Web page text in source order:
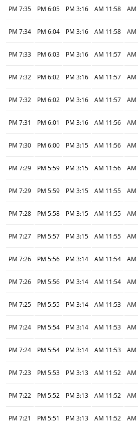
11:58 AM
3:16 PM
6:05 PM
7:35 PM
11:58 AM
3:16 PM
6:04 PM
7:34 PM
11:57 AM
3:16 PM
6:03 PM
7:33 PM
11:57 AM
3:16 PM
6:02 PM
7:32 PM
11:57 AM
3:16 PM
6:02 PM
7:32 PM
11:56 AM
3:16 PM
6:01 PM
7:31 PM
11:56 AM
3:15 PM
6:00 PM
7:30 PM
11:56 AM
3:15 PM
5:59 PM
7:29 PM
11:55 AM
3:15 PM
5:59 PM
7:29 PM
11:55 AM
3:15 PM
5:58 PM
7:28 PM
11:55 AM
3:15 PM
5:57 PM
7:27 PM
11:54 AM
3:14 PM
5:56 PM
7:26 PM
11:54 AM
3:14 PM
5:56 PM
7:26 PM
11:53 AM
3:14 PM
5:55 PM
7:25 PM
11:53 AM
3:14 PM
5:54 PM
7:24 PM
11:53 AM
3:14 PM
5:54 PM
7:24 PM
11:52 AM
3:13 PM
5:53 PM
7:23 PM
11:52 AM
3:13 PM
5:52 PM
7:22 PM
11:52 AM
3:13 PM
5:51 PM
7:21 PM